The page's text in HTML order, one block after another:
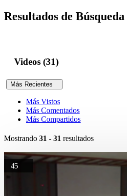
Resultados de Búsqueda
Videos (31)
Más Recientes
Más Vistos
Más Comentados
Más Compartidos
Mostrando 31 - 31 resultados
45